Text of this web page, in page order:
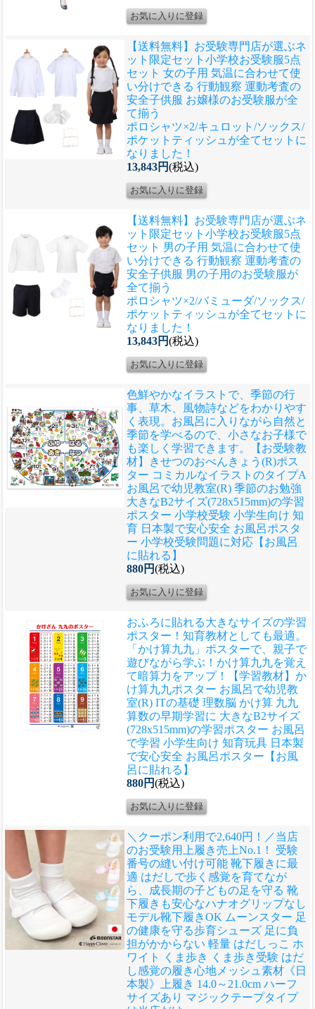
【送料無料】お受験専門店が選ぶネ
ット限定セット 小学校お受験服5点
セット 女の子用 気温に合わせて使
い分けできる 行動観察 運動考査の
安全子供服 お嬢様のお受験服が全
て揃う
ポロシャツ×2/キュロット/ソックス/
ポケットティッシュが全てセットに
なりました！
13,843円(税込)
【送料無料】お受験専門店が選ぶネ
ット限定セット 小学校お受験服5点
セット 男の子用 気温に合わせて使
い分けできる 行動観察 運動考査の
安全子供服 男の子用のお受験服が
全て揃う
ポロシャツ×2/バミューダ/ソックス/
ポケットティッシュが全てセットに
なりました！
13,843円(税込)
色鮮やかなイラストで、季節の行
事、草木、風物詩などをわかりやす
く表現。お風呂に入りながら自然と
季節を学べるので、小さなお子様で
も楽しく学習できます。
【お受験教
材】きせつのおべんきょう(R)ポス
ター コミカルなイラストのタイプA
お風呂で幼児教室(R) 季節のお勉強
大きなB2サイズ(728x515mm)の学習
ポスター 小学校受験 小学生向け 知
育 日本製で安心安全 お風呂ポスタ
ー 小学校受験問題に対応【お風呂
に貼れる】
880円(税込)
おふろに貼れる大きなサイズの学習
ポスター！知育教材としても最適。
「かけ算九九」ポスターで、親子で
遊びながら学ぶ！かけ算九九を覚え
て暗算力をアップ！
【学習教材】か
け算九九ポスター お風呂で幼児教
室(R) ITの基礎 理数脳 かけ算 九九
算数の早期学習に 大きなB2サイズ
(728x515mm)の学習ポスター お風呂
で学習 小学生向け 知育玩具 日本製
で安心安全 お風呂ポスター【お風
呂に貼れる】
880円(税込)
＼クーポン利用で2,640円！／当店
のお受験用上履き売上No.1！ 受験
番号の縫い付け可能 靴下履きに最
適 はだしで歩く感覚を育てなが
ら、成長期の子どもの足を守る 靴
下履きも安心なハナオグリップなし
モデル靴下履きOK ムーンスター 足
の健康を守る歩育シューズ 足に負
担がかからない 軽量 はだしっこ ホ
ワイト くま歩き くま歩き受験 はだ
し感覚の履き心地メッシュ素材《日
本製》上履き 14.0～21.0cm ハーフ
サイズあり マジックテープタイプ